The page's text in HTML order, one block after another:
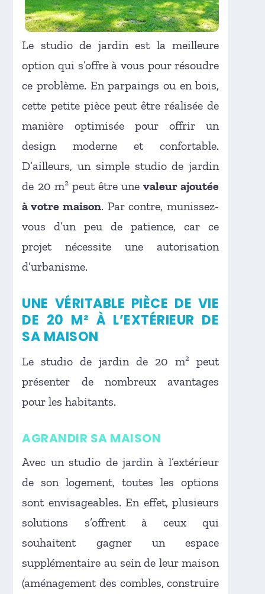
Le studio de jardin est la meilleure
option qui s’offre à vous pour résoudre
ce problème. En parpaings ou en bois,
cette petite pièce peut être réalisée de
manière optimisée pour offrir un
design moderne et confortable.
D’ailleurs, un simple studio de jardin
de 20 m² peut être unevaleur ajoutée
à votre maison. Par contre, munissez-
vous d’un peu de patience, car ce
projet nécessite une autorisation
d’urbanisme.
UNE VÉRITABLE PIÈCE DE VIE
DE 20 M² À L’EXTÉRIEUR DE
SA MAISON
Le studio de jardin de 20 m² peut
présenter de nombreux avantages
pour les habitants.
AGRANDIR SA MAISON
Avec un studio de jardin à l’extérieur
de son logement, toutes les options
sont envisageables. En effet, plusieurs
solutions s’offrent à ceux qui
souhaitent gagner un espace
supplémentaire au sein de leur maison
(aménagement des combles, construire